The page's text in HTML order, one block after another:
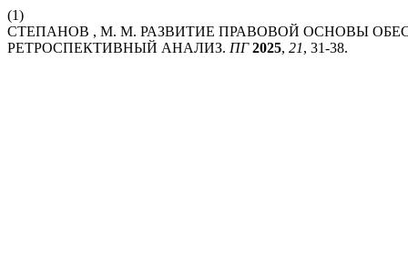
(1)
СТЕПАНОВ , М. М. РАЗВИТИЕ ПРАВОВОЙ ОСНОВЫ
РЕТРОСПЕКТИВНЫЙ АНАЛИЗ. ПГ 2025, 21, 31-38.